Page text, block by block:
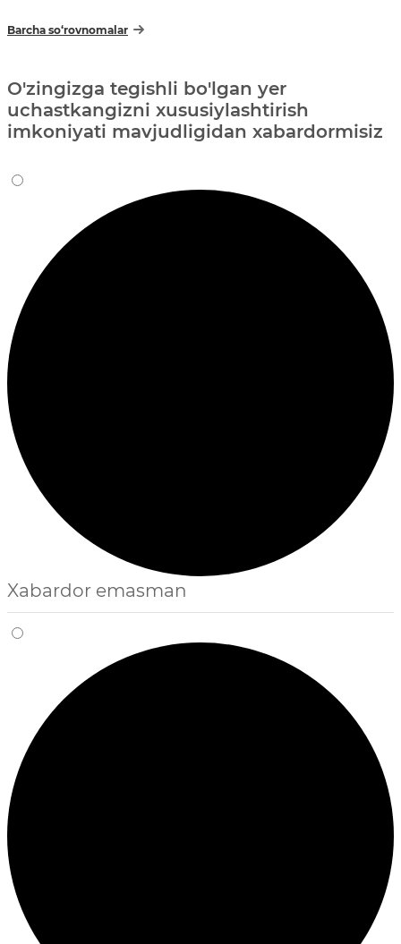
Barcha so‘rovnomalar
O'zingizga tegishli bo'lgan yer
uchastkangizni xususiylashtirish
imkoniyati mavjudligidan xabardormisiz
Xabardor emasman